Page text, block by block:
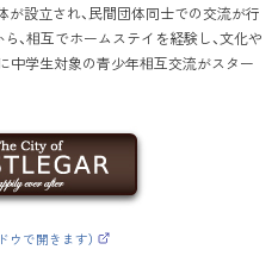
が設立され、民間団体同士での交流が行
ら、相互でホームステイを経験し、文化や
中学生対象の青少年相互交流がスター
ウで開きます）